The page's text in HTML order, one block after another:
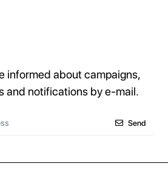
informed about campaigns,
and notifications by e-mail.
Send